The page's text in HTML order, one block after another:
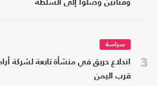
وفنانين وصلوا إلى السلطة
3
سياسة
اندلاع حريق في منشأة تابعة لشركة
قرب اليمن